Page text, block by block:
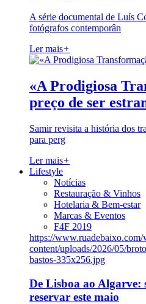
A série documental de Luís
fotógrafos contemporân
Ler mais+
«A Prodigiosa
preço de ser
Samir revisita a história dos
para perg
Ler mais+
Lifestyle
Notícias
Restauração & Vinhos
Hotelaria & Bem-estar
Marcas & Eventos
F4F 2019
https://www.ruadebaixo.com/
content/uploads/2026/05/
bastos-335x256.jpg
De Lisboa ao Algarve:
reservar este maio